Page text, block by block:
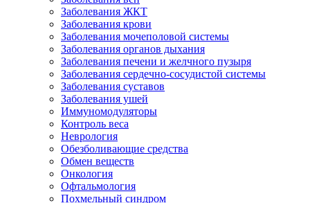
Заболевания ЖКТ
Заболевания крови
Заболевания мочеполовой системы
Заболевания органов дыхания
Заболевания печени и желчного пузыря
Заболевания сердечно-сосудистой системы
Заболевания суставов
Заболевания ушей
Иммуномодуляторы
Контроль веса
Неврология
Обезболивающие средства
Обмен веществ
Онкология
Офтальмология
Похмельный синдром